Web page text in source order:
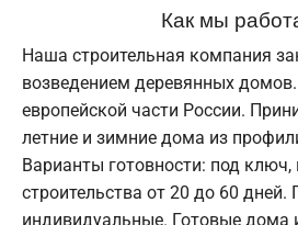
Как мы
Наша строительная компания
возведением деревянных
европейской части России.
летние и зимние дома из
Варианты готовности: под ключ,
строительства от 20 до 60
индивидуальные. Готовые дома